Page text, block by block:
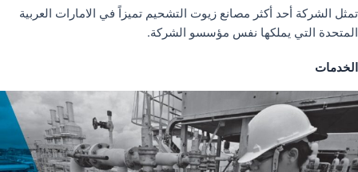
تمثل الشركة أحد أكثر مصانع زيوت التشحيم تميزاً في الامارات العربية
المتحدة التي يملكها نفس مؤسسو الشركة.
الخدمات